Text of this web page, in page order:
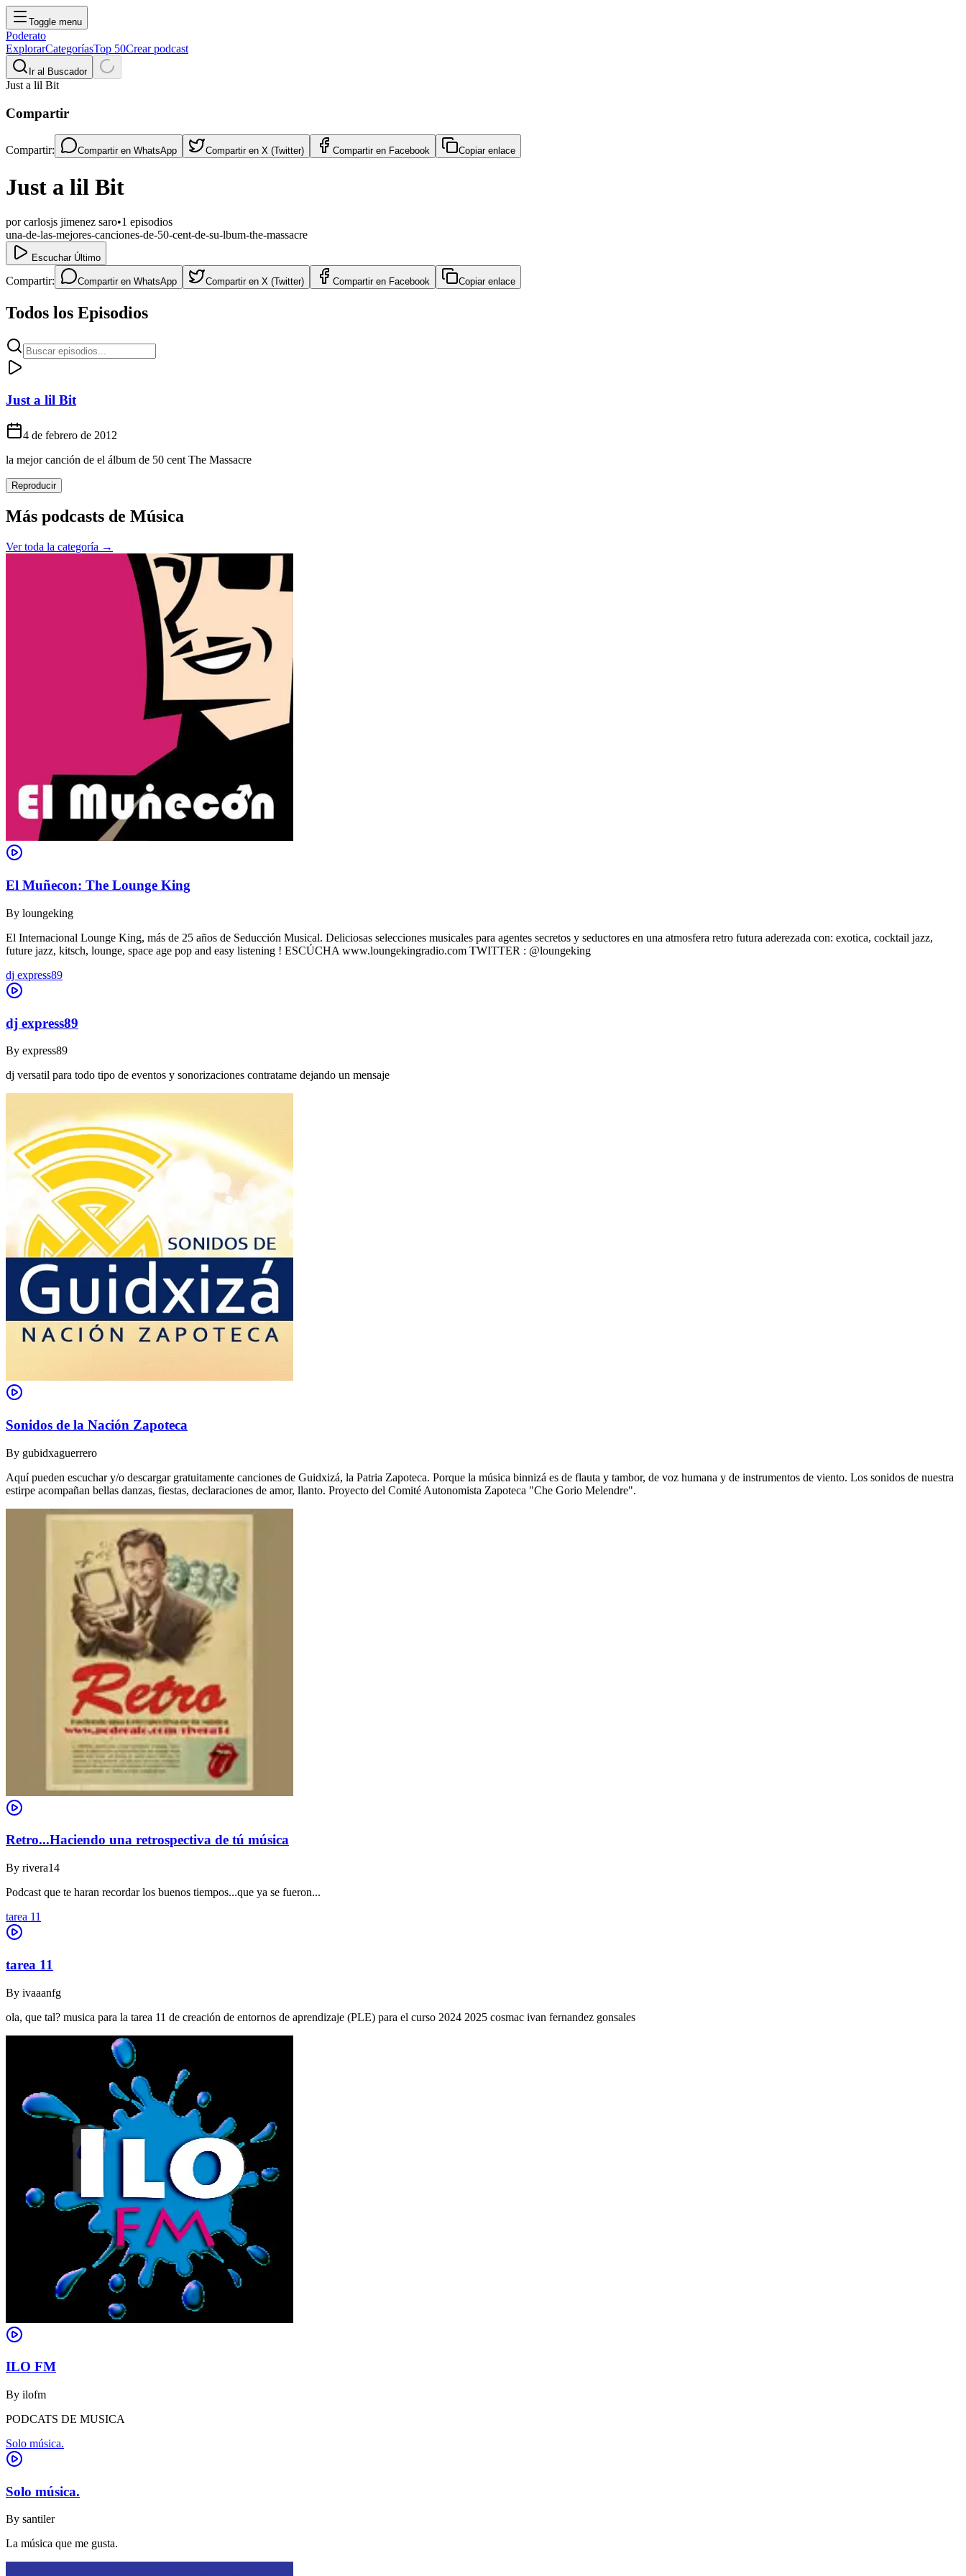
Toggle menu
Poderato
ExplorarCategoríasTop 50Crear podcast
Ir al Buscador
Just a lil Bit
Compartir
Compartir: Compartir en WhatsApp Compartir en X (Twitter) Compartir en Facebook Copiar enlace
Just a lil Bit
porcarlosjs jimenez saro•1 episodios
una-de-las-mejores-canciones-de-50-cent-de-su-lbum-the-massacre
Escuchar Último
Compartir: Compartir en WhatsApp Compartir en X (Twitter) Compartir en Facebook Copiar enlace
Todos los Episodios
Just a lil Bit
4 de febrero de 2012
la mejor canción de el álbum de 50 cent The Massacre
Reproducir
Más podcasts de Música
Ver toda la categoría →
El Muñecon: The Lounge King
By loungeking
El Internacional Lounge King, más de 25 años de Seducción Musical. Deliciosas selecciones musicales para agentes secretos y seductores en una atmosfera retro futura aderezada con: exotica, cocktail jazz,
future jazz, kitsch, lounge, space age pop and easy listening ! ESCÚCHA www.loungekingradio.com TWITTER : @loungeking
dj express89
dj express89
By express89
dj versatil para todo tipo de eventos y sonorizaciones contratame dejando un mensaje
Sonidos de la Nación Zapoteca
By gubidxaguerrero
Aquí pueden escuchar y/o descargar gratuitamente canciones de Guidxizá, la Patria Zapoteca. Porque la música binnizá es de flauta y tambor, de voz humana y de instrumentos de viento. Los sonidos de nuestra
estirpe acompañan bellas danzas, fiestas, declaraciones de amor, llanto. Proyecto del Comité Autonomista Zapoteca "Che Gorio Melendre".
Retro...Haciendo una retrospectiva de tú música
By rivera14
Podcast que te haran recordar los buenos tiempos...que ya se fueron...
tarea 11
tarea 11
By ivaaanfg
ola, que tal? musica para la tarea 11 de creación de entornos de aprendizaje (PLE) para el curso 2024 2025 cosmac ivan fernandez gonsales
ILO FM
By ilofm
PODCATS DE MUSICA
Solo música.
Solo música.
By santiler
La música que me gusta.